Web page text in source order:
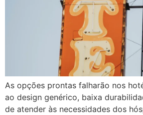
As opções prontas falharão nos
ao design genérico, baixa
de atender às necessidades dos